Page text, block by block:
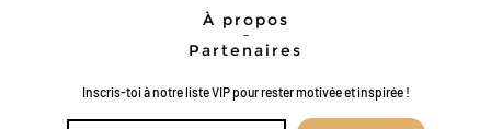
À propos
-
Partenaires
Inscris-toi à notre liste VIP pour rester motivée et inspirée !